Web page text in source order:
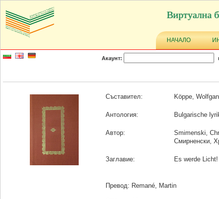
Виртуална
НАЧАЛО
Акаунт:
Съставител: Köppe,
Антология: Bulgarische
Автор:
Smimenski,
Смирненски,
Заглавие: Es werde Licht!
Превод: Remané, Martin